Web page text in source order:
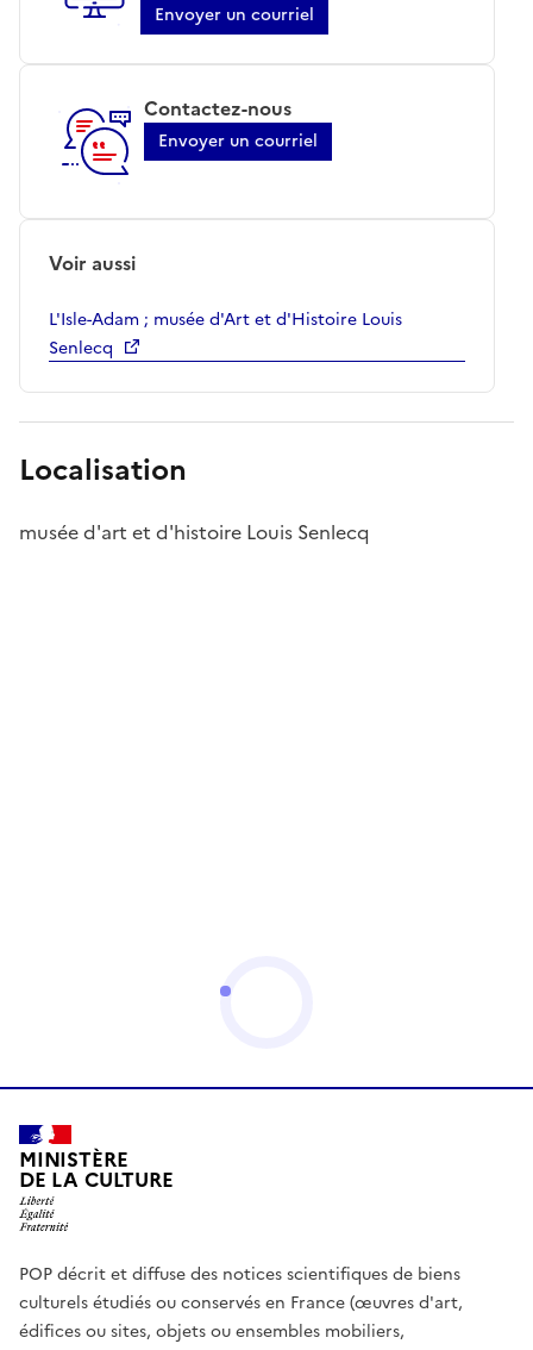
Envoyer un courriel
Contactez-nous
Envoyer un courriel
Voir aussi
L'Isle-Adam ; musée d'Art et d'Histoire Louis
Senlecq
Localisation
musée d'art et d'histoire Louis Senlecq
MINISTÈRE
DE LA CULTURE
POP décrit et diffuse des notices scientifiques de biens
culturels étudiés ou conservés en France (œuvres d'art,
édifices ou sites, objets ou ensembles mobiliers,